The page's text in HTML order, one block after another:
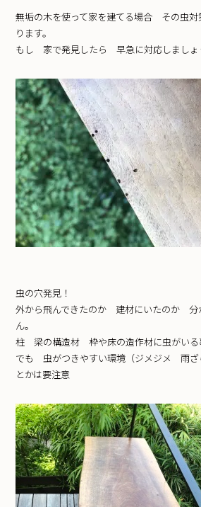
無垢の木を使って家を建てる場合 その虫対
ります。
もし 家で発見したら 早急に対応しましょ
虫の穴発見！
外から飛んできたのか 建材にいたのか 分
ん。
柱 梁の構造材 枠や床の造作材に虫がいる
でも 虫がつきやすい環境（ジメジメ 雨ざ
とかは要注意